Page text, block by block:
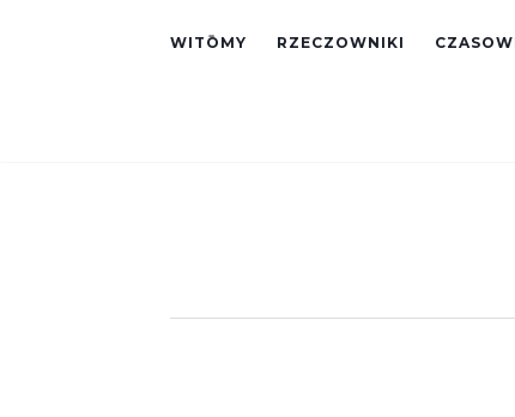
WITŌMY RZECZOWNIKI